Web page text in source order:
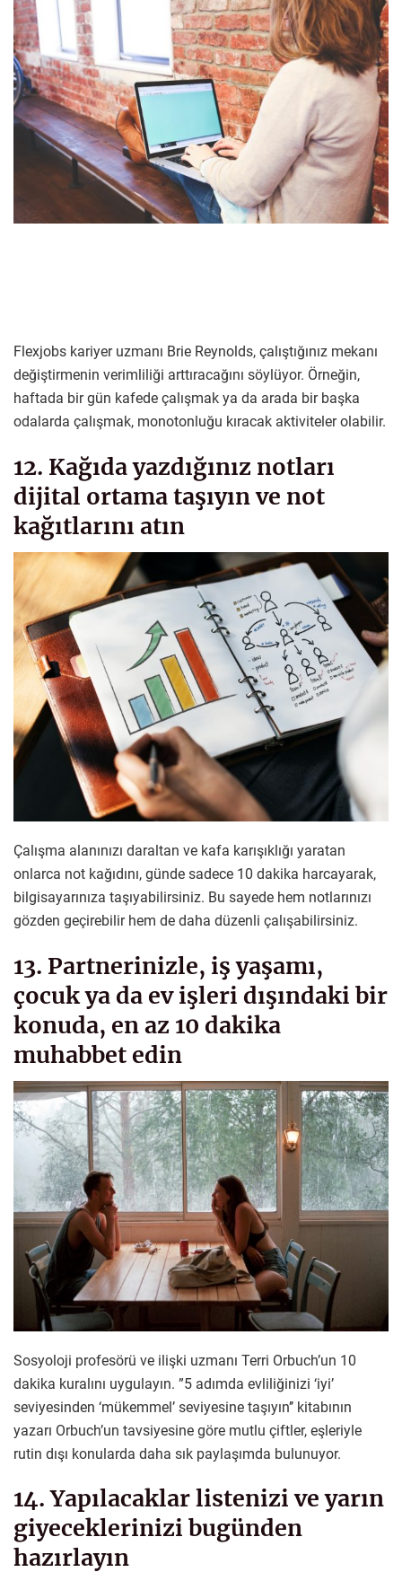
Flexjobs kariyer uzmanı Brie Reynolds, çalıştığınız mekanı
değiştirmenin verimliliği arttıracağını söylüyor. Örneğin,
haftada bir gün kafede çalışmak ya da arada bir başka
odalarda çalışmak, monotonluğu kıracak aktiviteler olabilir.
12. Kağıda yazdığınız notları
dijital ortama taşıyın ve not
kağıtlarını atın
Çalışma alanınızı daraltan ve kafa karışıklığı yaratan
onlarca not kağıdını, günde sadece 10 dakika harcayarak,
bilgisayarınıza taşıyabilirsiniz. Bu sayede hem notlarınızı
gözden geçirebilir hem de daha düzenli çalışabilirsiniz.
13. Partnerinizle, iş yaşamı,
çocuk ya da ev işleri dışındaki bir
konuda, en az 10 dakika
muhabbet edin
Sosyoloji profesörü ve ilişki uzmanı Terri Orbuch’un 10
dakika kuralını uygulayın. ”5 adımda evliliğinizi ‘iyi’
seviyesinden ‘mükemmel’ seviyesine taşıyın’’ kitabının
yazarı Orbuch’un tavsiyesine göre mutlu çiftler, eşleriyle
rutin dışı konularda daha sık paylaşımda bulunuyor.
14. Yapılacaklar listenizi ve yarın
giyeceklerinizi bugünden
hazırlayın